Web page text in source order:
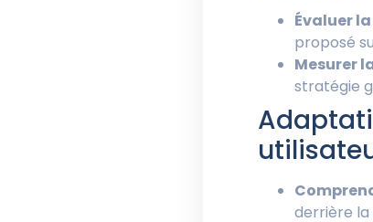
Évaluer
proposé
Mesurer
stratégie
derrière la